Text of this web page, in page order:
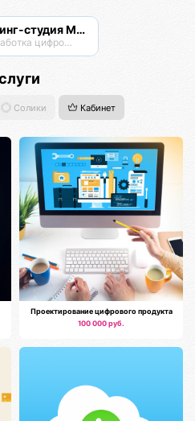
Кодинг-студия Магнатор
Разработка цифровых продуктов
Солики Кабинет
Проектирование цифрового продукта
100 000 руб.